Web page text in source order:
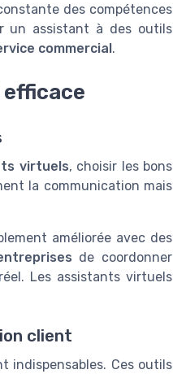
des compétences
un assistant à des outils
commercial.
virtuels, choisir les bons
la communication mais
améliorée avec des
de coordonner
Les assistants virtuels
client
indispensables. Ces outils